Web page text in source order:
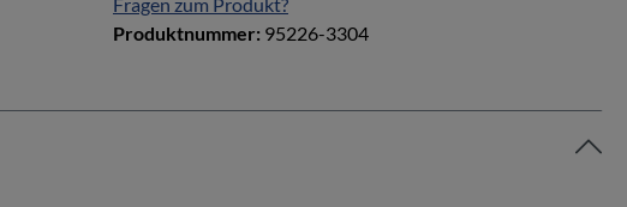
Fragen zum Produkt?
Produktnummer: 95226-3304